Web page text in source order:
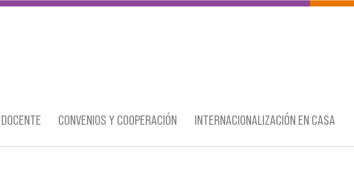
CONVENIOS Y COOPERACIÓN INTERNACIONALIZACIÓN EN CASA